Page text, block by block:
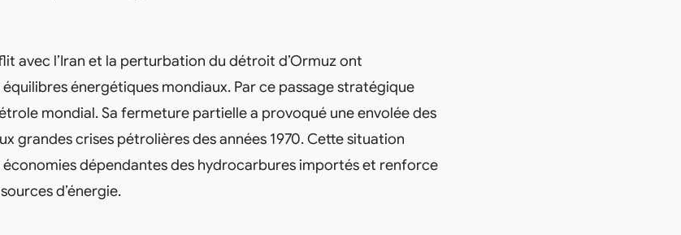
avec l’Iran et la perturbation du détroit d’Ormuz ont
énergétiques mondiaux. Par ce passage stratégique
mondial. Sa fermeture partielle a provoqué une envolée des
grandes crises pétrolières des années 1970. Cette situation
économies dépendantes des hydrocarbures importés et renforce
d’énergie.